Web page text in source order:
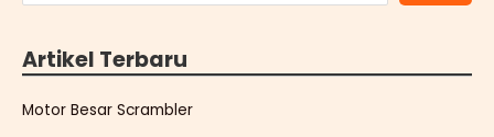
Artikel Terbaru
Motor Besar Scrambler